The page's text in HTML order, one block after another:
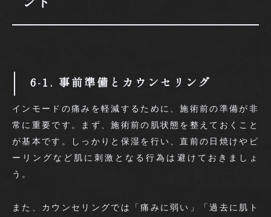
6-1. 事前準備とカウンセリング
インモードの痛みを軽減するために、施術前の準備が非
常に重要です。まず、施術前の肌状態を整えておくこと
が基本です。しっかりと保湿を行い、直前の日焼けやピ
ーリングなど肌に刺激となる行為は避けておきましょ
う。
また、カウンセリングでは「痛みに弱い」「過去に肌ト